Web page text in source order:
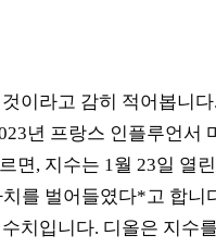
이라고 감히 적어봅니다
년 프랑스 인플루언서
면, 지수는 1월 23일 열
를 벌어들였다*고 합니
치입니다. 디올은 지수